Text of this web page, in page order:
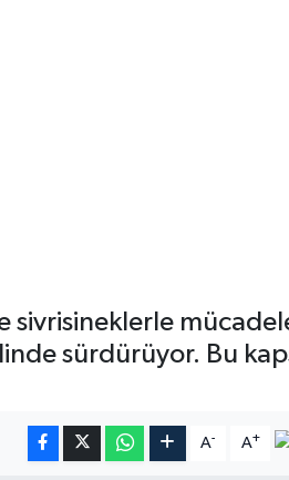
sivrisineklerle
sürdürüyor. Bu
A- A+